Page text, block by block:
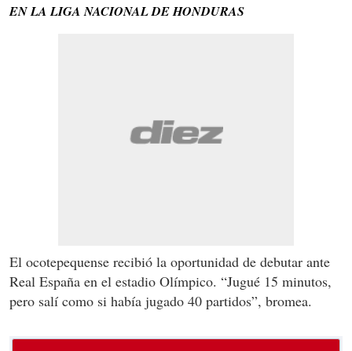
EN LA LIGA NACIONAL DE HONDURAS
El ocotepequense recibió la oportunidad de debutar ante
Real España en el estadio Olímpico. “Jugué 15 minutos,
pero salí como si había jugado 40 partidos”, bromea.